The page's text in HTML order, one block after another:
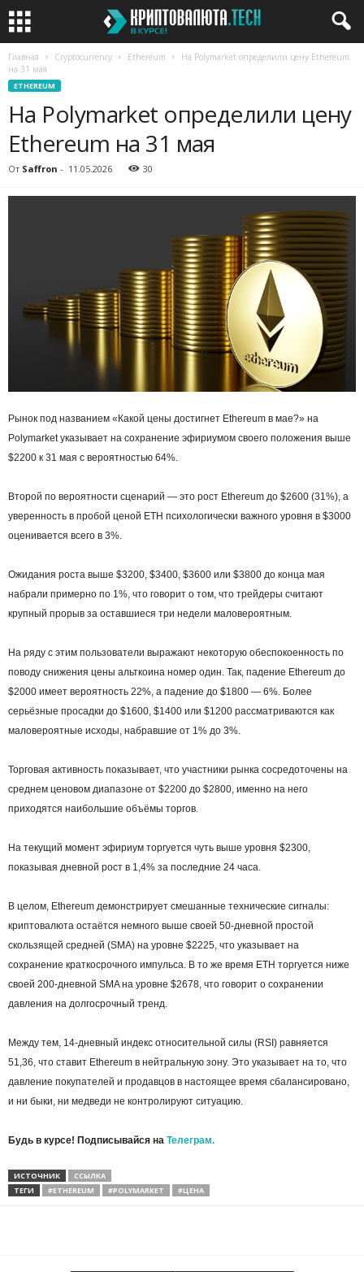
Главная Cryptocurrency Ethereum
На Polymarket определили цену Ethereum
на 31 мая
ETHEREUM
На Polymarket определили цену
Ethereum на 31 мая
От Saffron - 11.05.2026 30
Рынок под названием «Какой цены достигнет Ethereum в мае?» на
Polymarket указывает на сохранение эфириумом своего положения выше
$2200 к 31 мая с вероятностью 64%.
Второй по вероятности сценарий — это рост Ethereum до $2600 (31%), а
уверенность в пробой ценой ETH психологически важного уровня в $3000
оценивается всего в 3%.
Ожидания роста выше $3200, $3400, $3600 или $3800 до конца мая
набрали примерно по 1%, что говорит о том, что трейдеры считают
крупный прорыв за оставшиеся три недели маловероятным.
На ряду с этим пользователи выражают некоторую обеспокоенность по
поводу снижения цены альткоина номер один. Так, падение Ethereum до
$2000 имеет вероятность 22%, а падение до $1800 — 6%. Более
серьёзные просадки до $1600, $1400 или $1200 рассматриваются как
маловероятные исходы, набравшие от 1% до 3%.
Торговая активность показывает, что участники рынка сосредоточены на
среднем ценовом диапазоне от $2200 до $2800, именно на него
приходятся наибольшие объёмы торгов.
На текущий момент эфириум торгуется чуть выше уровня $2300,
показывая дневной рост в 1,4% за последние 24 часа.
В целом, Ethereum демонстрирует смешанные технические сигналы:
криптовалюта остаётся немного выше своей 50-дневной простой
скользящей средней (SMA) на уровне $2225, что указывает на
сохранение краткосрочного импульса. В то же время ETH торгуется ниже
своей 200-дневной SMA на уровне $2678, что говорит о сохранении
давления на долгосрочный тренд.
Между тем, 14-дневный индекс относительной силы (RSI) равняется
51,36, что ставит Ethereum в нейтральную зону. Это указывает на то, что
давление покупателей и продавцов в настоящее время сбалансировано,
и ни быки, ни медведи не контролируют ситуацию.
Будь в курсе! Подписывайся на Телеграм.
ИСТОЧНИК
ССЫЛКА
ТЕГИ
#ETHEREUM #POLYMARKET #ЦЕНА